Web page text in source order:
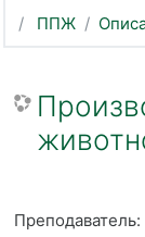
ППЖ
Преподаватель: